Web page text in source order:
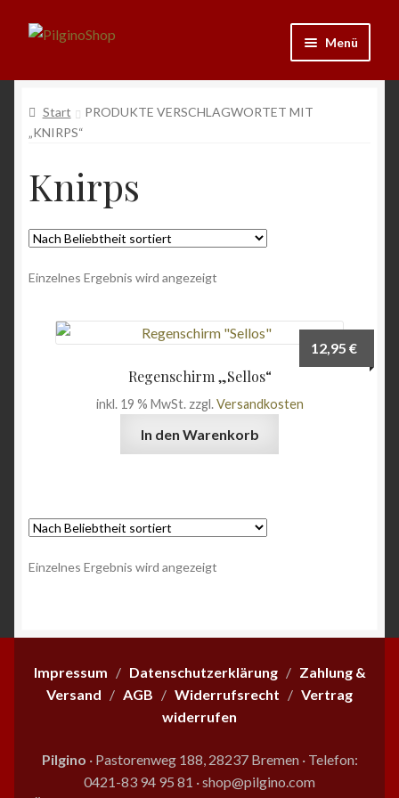
Zur
springen
Zum
springen
Menü
Ausrüstung
Kleidung
Bücher
Schmuck
Andenken
Start
PRODUKTE VERSCHLAGWORTET MIT
„KNIRPS“
Knirps
Einzelnes Ergebnis wird angezeigt
Regenschirm „Sellos“
12,95€
inkl. 19 % MwSt. zzgl.Versandkosten
In den Warenkorb
Einzelnes Ergebnis wird angezeigt
Impressum / Datenschutzerklärung/ Zahlung &
Versand / AGB / Widerrufsrecht / Vertrag
widerrufen
Pilgino · Pastorenweg 188, 28237 Bremen ·Telefon:
0421-83 94 95 81 ·shop@pilgino.com